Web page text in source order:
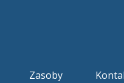
Zasoby